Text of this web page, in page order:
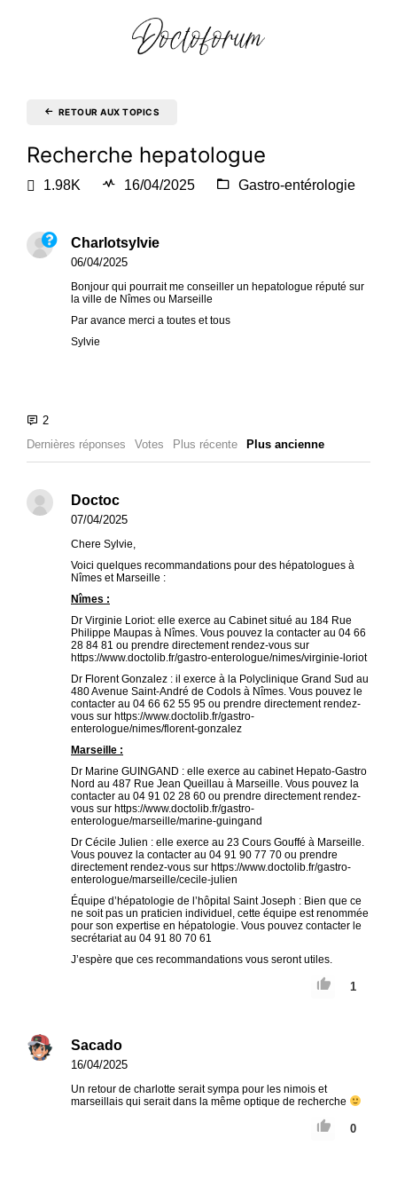
RETOUR AUX TOPICS
Recherche hepatologue
1.98K 16/04/2025 Gastro-entérologie
Charlotsylvie
06/04/2025
Bonjour qui pourrait me conseiller un hepatologue réputé sur
la ville de Nîmes ou Marseille
Par avance merci a toutes et tous
Sylvie
Dernières réponses Votes Plus récente Plus ancienne
Doctoc
07/04/2025
Chere Sylvie,
Voici quelques recommandations pour des hépatologues à
Nîmes et Marseille :
Nîmes :
Dr Virginie Loriot: elle exerce au Cabinet situé au 184 Rue
Philippe Maupas à Nîmes. Vous pouvez la contacter au 04 66
28 84 81 ou prendre directement rendez-vous sur
https://www.doctolib.fr/gastro-enterologue/nimes/virginie-loriot
Dr Florent Gonzalez : il exerce à la Polyclinique Grand Sud au
480 Avenue Saint-André de Codols à Nîmes. Vous pouvez le
contacter au 04 66 62 55 95 ou prendre directement rendez-
vous sur https://www.doctolib.fr/gastro-
enterologue/nimes/florent-gonzalez
Marseille :
Dr Marine GUINGAND : elle exerce au cabinet Hepato-Gastro
Nord au 487 Rue Jean Queillau à Marseille. Vous pouvez la
contacter au 04 91 02 28 60 ou prendre directement rendez-
vous sur https://www.doctolib.fr/gastro-
enterologue/marseille/marine-guingand
Dr Cécile Julien : elle exerce au 23 Cours Gouffé à Marseille.
Vous pouvez la contacter au 04 91 90 77 70 ou prendre
directement rendez-vous sur https://www.doctolib.fr/gastro-
enterologue/marseille/cecile-julien
Équipe d’hépatologie de l’hôpital Saint Joseph : Bien que ce
ne soit pas un praticien individuel, cette équipe est renommée
pour son expertise en hépatologie. Vous pouvez contacter le
secrétariat au 04 91 80 70 61
J’espère que ces recommandations vous seront utiles.
1
Sacado
16/04/2025
Un retour de charlotte serait sympa pour les nimois et
marseillais qui serait dans la même optique de recherche
0